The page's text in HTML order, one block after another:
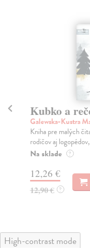
Kubko a
Galewska-Kustra
Kniha pre malých
rodičov aj
Na sklade ?
12,26 €
12,90 € ?
High-contrast mode